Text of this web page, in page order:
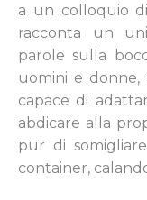
a un colloquio
racconta un
parole sulla
uomini e
capace di
abdicare alla
pur di
container,